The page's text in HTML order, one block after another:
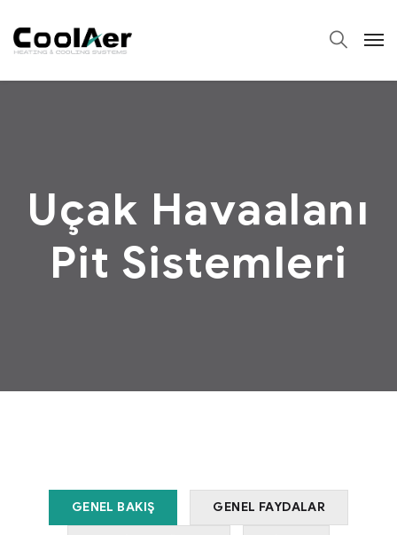
Uçak Havaalanı
Pit Sistemleri
GENEL BAKIŞ GENEL FAYDALAR